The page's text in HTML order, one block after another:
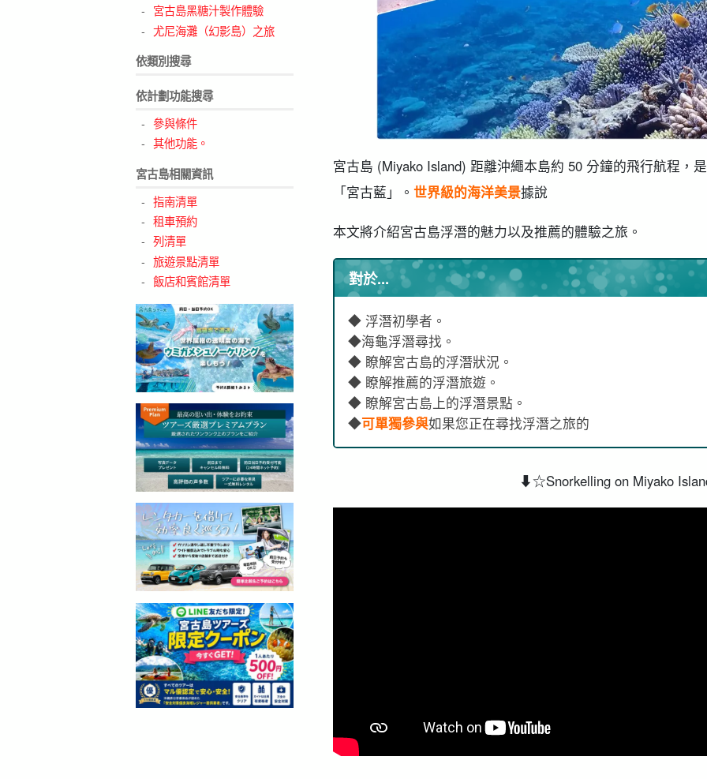
宮古島黑糖汁製作體驗
尤尼海灘（幻影島）之旅
依類別搜尋
依計劃功能搜尋
參與條件
其他功能。
宮古島相關資訊
指南清單
租車預約
列清單
旅遊景點清單
飯店和賓館清單
宮古島 (Miyako Island) 距離沖繩本島約 50 分鐘的飛行航程，
「宮古藍」。 世界級的海洋美景據說
本文將介紹宮古島浮潛的魅力以及推薦的體驗之旅。
對於...
◆ 浮潛初學者。
◆海龜浮潛尋找。
◆ 瞭解宮古島的浮潛狀況。
◆ 瞭解推薦的浮潛旅遊。
◆ 瞭解宮古島上的浮潛景點。
◆可單獨參與如果您正在尋找浮潛之旅的
⬇︎☆Snorkelling on Miyako